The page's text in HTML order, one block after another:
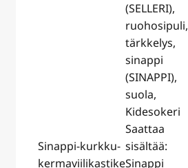
Sinappi-kurkku-
kermaviilikastike
(SELLERI),
ruohosipuli,
tärkkelys,
sinappi
(SINAPPI),
suola,
Kidesokeri
Saattaa
sisältää:
Sinappi